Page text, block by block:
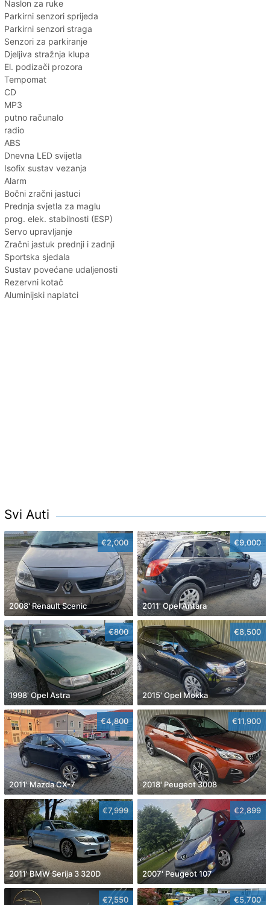
Naslon za ruke
Parkirni senzori sprijeda
Parkirni senzori straga
Senzori za parkiranje
Djeljiva stražnja klupa
El. podizači prozora
Tempomat
CD
MP3
putno računalo
radio
ABS
Dnevna LED svijetla
Isofix sustav vezanja
Alarm
Bočni zračni jastuci
Prednja svjetla za maglu
prog. elek. stabilnosti (ESP)
Servo upravljanje
Zračni jastuk prednji i zadnji
Sportska sjedala
Sustav povećane udaljenosti
Rezervni kotač
Aluminijski naplatci
Svi Auti
€2,000
2008' Renault Scenic
€9,000
2011' Opel Antara
€800
1998' Opel Astra
€8,500
2015' Opel Mokka
€4,800
2011' Mazda CX-7
€11,900
2018' Peugeot 3008
€7,999
2011' BMW Serija 3 320D
€2,899
2007' Peugeot 107
€7,550 €5,700